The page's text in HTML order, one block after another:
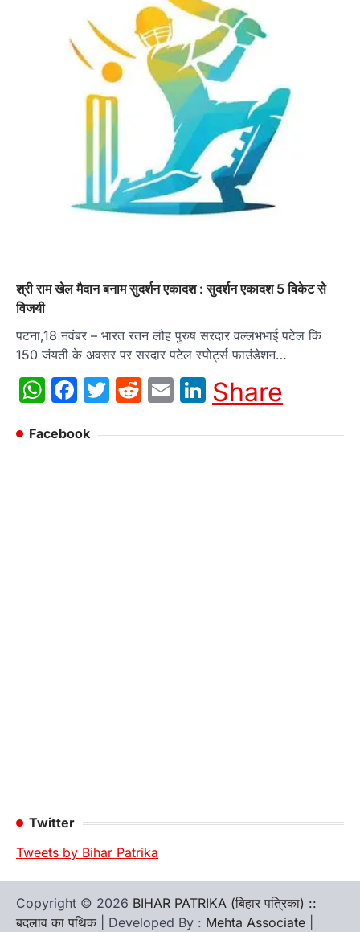
श्री राम खेल मैदान बनाम सुदर्शन एकादश : सुदर्शन एकादश 5 विकेट से
विजयी
पटना,18 नवंबर – भारत रतन लौह पुरुष सरदार वल्लभभाई पटेल कि
150 जंयती के अवसर पर सरदार पटेल स्पोर्ट्स फाउंडेशन…
WhatsApp
Facebook
Twitter
Reddit
EmailLinkedIn
Share
Facebook
Twitter
Tweets by Bihar Patrika
Copyright © 2026 BIHAR PATRIKA (बिहार पत्रिका) ::
बदलाव का पथिक | Developed By : Mehta Associate